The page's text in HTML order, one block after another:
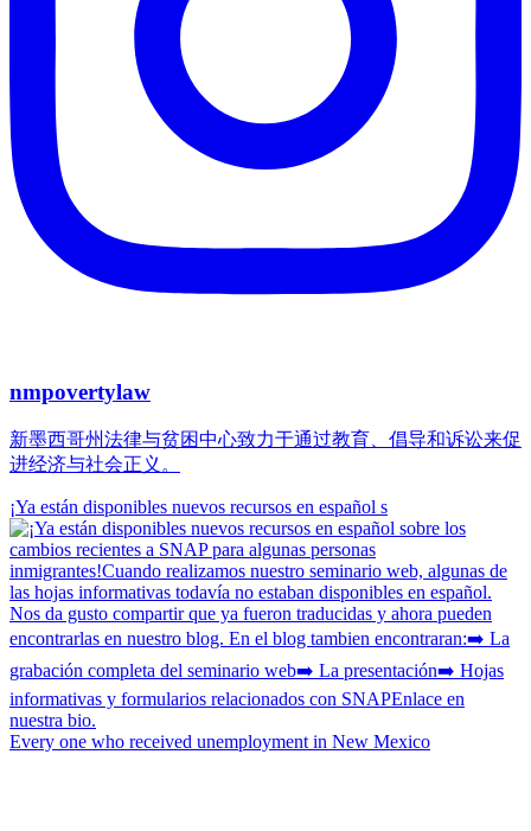
nmpovertylaw
新墨西哥州法律与贫困中心致力于通过教育、倡导和诉讼来促
进经济与社会正义。
¡Ya están disponibles nuevos recursos en español s
Every one who received unemployment in New Mexico